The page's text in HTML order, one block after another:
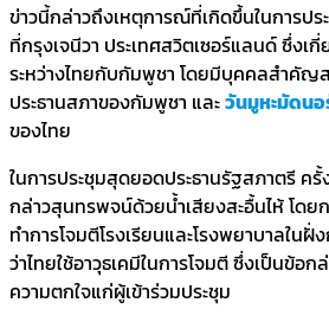
ข่าวนี้กล่าวถึงเหตุการณ์ที่เกิดขึ้นในการป
ที่กรุงเจนีวา ประเทศสวิตเซอร์แลนด์ ซึ่งเ
ระหว่างไทยกับกัมพูชา โดยมีบุคคลสำคัญ
ประธานสภาของกัมพูชา และวันมูหะมัดนอ
ของไทย
ในการประชุมสุดยอดประธานรัฐสภาตรี ครั้
กล่าวสุนทรพจน์ด้วยน้ำเสียงสะอื้นไห้ โดย
ทำการโจมตีโรงเรียนและโรงพยาบาลใน
ว่าไทยใช้อาวุธเคมีในการโจมตี ซึ่งเป็นข้อ
ความตกใจแก่ผู้เข้าร่วมประชุม